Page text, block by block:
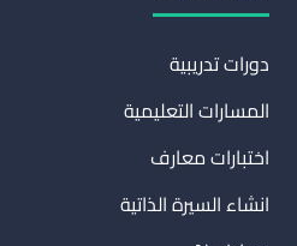
دورات تدريبية
المسارات التعليمية
اختبارات معارف
انشاء السيرة الذاتية